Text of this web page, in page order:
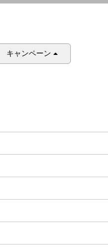
キャンペーン